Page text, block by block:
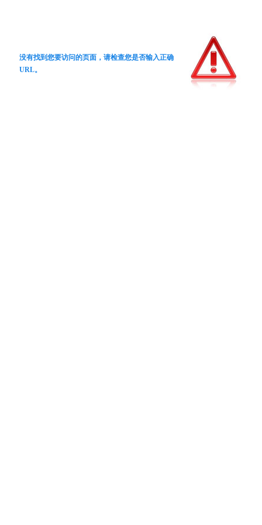
没有找到您要访问的页面，请检查您是否输入正确
URL。